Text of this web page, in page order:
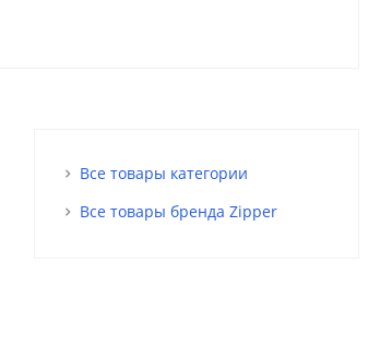
Все товары категории
Все товары бренда Zipper